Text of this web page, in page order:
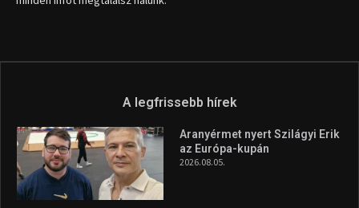
Túl a 18. X-en és rendezvények százain a Sportime Magazinnak
továbbra is a legfőbb célja, hogy a mindenki sportját minél
vonzóbbá tegye.
A rendszeres mozgás és a sport jobbá teheti az életed! Mindehhez